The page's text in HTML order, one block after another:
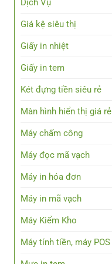
Dịch Vụ
Giá kệ siêu thị
Giấy in nhiệt
Giấy in tem
Két đựng tiền siêu rẻ
Màn hình hiển thị giá rẻ
Máy chấm công
Máy đọc mã vạch
Máy in hóa đơn
Máy in mã vạch
Máy Kiểm Kho
Máy tính tiền, máy POS